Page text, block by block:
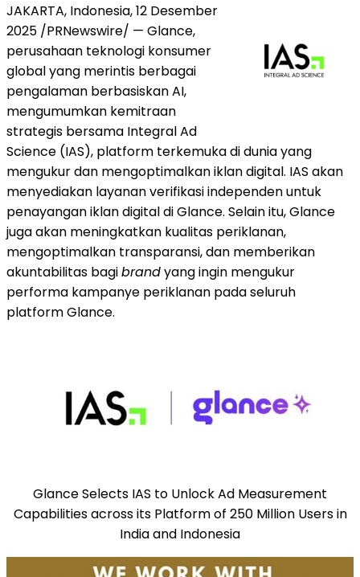
JAKARTA, Indonesia, 12 Desember
2025 /PRNewswire/ — Glance,
perusahaan teknologi konsumer
global yang merintis berbagai
pengalaman berbasiskan AI,
mengumumkan kemitraan
strategis bersama Integral Ad
Science (IAS), platform terkemuka di dunia yang
mengukur dan mengoptimalkan iklan digital. IAS akan
menyediakan layanan verifikasi independen untuk
penayangan iklan digital di Glance. Selain itu, Glance
juga akan meningkatkan kualitas periklanan,
mengoptimalkan transparansi, dan memberikan
akuntabilitas bagibrandyang ingin mengukur
performa kampanye periklanan pada seluruh
platform Glance.
Glance Selects IAS to Unlock Ad Measurement
Capabilities across its Platform of 250 Million Users in
India and Indonesia